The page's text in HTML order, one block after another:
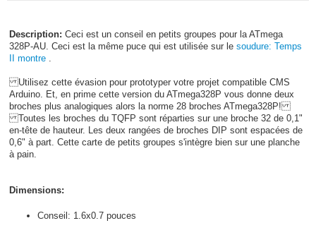
Description: Ceci est un conseil en petits groupes pour la ATmega
328P-AU. Ceci est la même puce qui est utilisée sur le soudure: Temps
II montre
Utilisez cette évasion pour prototyper votre projet compatible CMS
Arduino. Et, en prime cette version du ATmega328P vous donne deux
broches plus analogiques alors la norme 28 broches ATmega328P!
Toutes les broches du TQFP sont réparties sur une broche 32 de 0,1"
en-tête de hauteur. Les deux rangées de broches DIP sont espacées de
0,6" à part. Cette carte de petits groupes s'intègre bien sur une planche
à pain.
Dimensions:
Conseil: 1.6x0.7 pouces